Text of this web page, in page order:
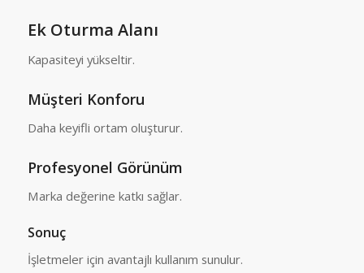
Ek Oturma Alanı
Kapasiteyi yükseltir.
Müşteri Konforu
Daha keyifli ortam oluşturur.
Profesyonel Görünüm
Marka değerine katkı sağlar.
Sonuç
İşletmeler için avantajlı kullanım sunulur.